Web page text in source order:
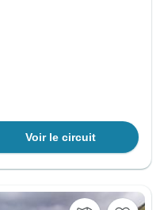
Voir le circuit